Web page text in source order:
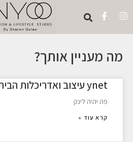
מה מעניין אותך?
ynet עיצוב ואדריכלות הבית ברמת חן
פה יהיה לינק
קרא עוד »